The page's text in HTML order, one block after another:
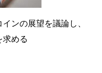
ンの展望を議論し、
める